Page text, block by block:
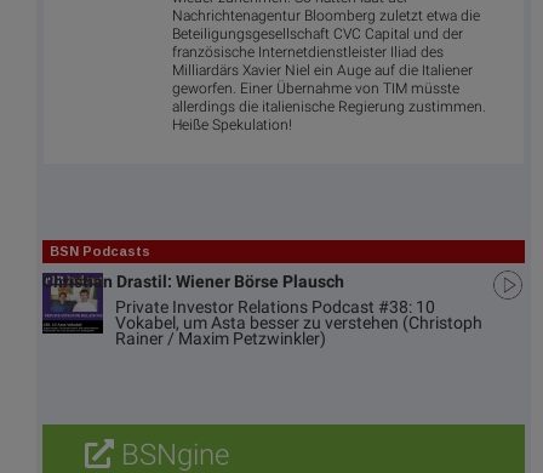
Nachrichtenagentur Bloomberg zuletzt etwa die
Beteiligungsgesellschaft CVC Capital und der
französische Internetdienstleister Iliad des
Milliardärs Xavier Niel ein Auge auf die Italiener
geworfen. Einer Übernahme von TIM müsste
allerdings die italienische Regierung zustimmen.
Heiße Spekulation!
BSN Podcasts
Christian Drastil: Wiener Börse Plausch
Private Investor Relations Podcast #38: 10
Vokabel, um Asta besser zu verstehen (Christoph
Rainer / Maxim Petzwinkler)
BSNgine